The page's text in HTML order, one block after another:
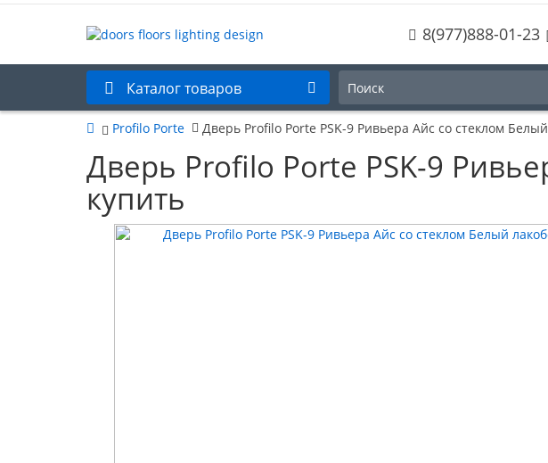
8(977)888-01-23
Каталог товаров
Profilo Porte Дверь Profilo Porte PSK-9 Ривьера Айс со стеклом
Дверь Profilo Porte PSK-9
купить